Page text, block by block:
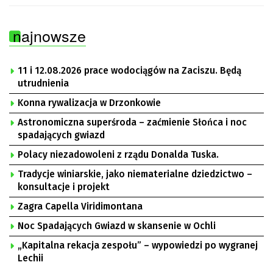
najnowsze
11 i 12.08.2026 prace wodociągów na Zaciszu. Będą
utrudnienia
Konna rywalizacja w Drzonkowie
Astronomiczna superśroda – zaćmienie Słońca i noc
spadających gwiazd
Polacy niezadowoleni z rządu Donalda Tuska.
Tradycje winiarskie, jako niematerialne dziedzictwo –
konsultacje i projekt
Zagra Capella Viridimontana
Noc Spadających Gwiazd w skansenie w Ochli
„Kapitalna rekacja zespołu” – wypowiedzi po wygranej
Lechii